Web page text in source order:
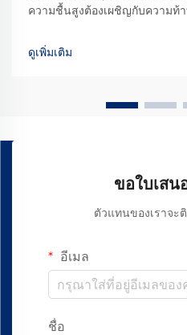
ความชื้นสูงต้องเผชิญกับความท้
เลื่อนเชิงเส้นที่ออกแบบสำหรับส
เอาเทคโนโลยีขั้นสูง...
ดูเพิ่มเติม
ขอใบเสน
ตัวแทนของเราจะ
อีเมล
ชื่อ